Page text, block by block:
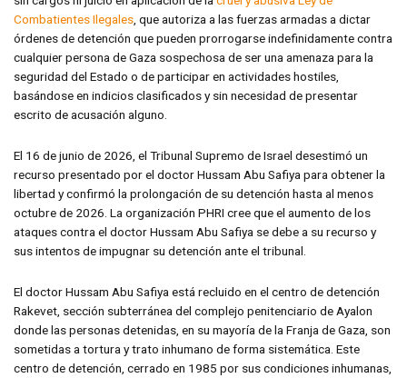
Combatientes Ilegales, que autoriza a las fuerzas armadas a dictar
órdenes de detención que pueden prorrogarse indefinidamente contra
cualquier persona de Gaza sospechosa de ser una amenaza para la
seguridad del Estado o de participar en actividades hostiles,
basándose en indicios clasificados y sin necesidad de presentar
escrito de acusación alguno.
El 16 de junio de 2026, el Tribunal Supremo de Israel desestimó un
recurso presentado por el doctor Hussam Abu Safiya para obtener la
libertad y confirmó la prolongación de su detención hasta al menos
octubre de 2026. La organización PHRI cree que el aumento de los
ataques contra el doctor Hussam Abu Safiya se debe a su recurso y
sus intentos de impugnar su detención ante el tribunal.
El doctor Hussam Abu Safiya está recluido en el centro de detención
Rakevet, sección subterránea del complejo penitenciario de Ayalon
donde las personas detenidas, en su mayoría de la Franja de Gaza, son
sometidas a tortura y trato inhumano de forma sistemática. Este
centro de detención, cerrado en 1985 por sus condiciones inhumanas,